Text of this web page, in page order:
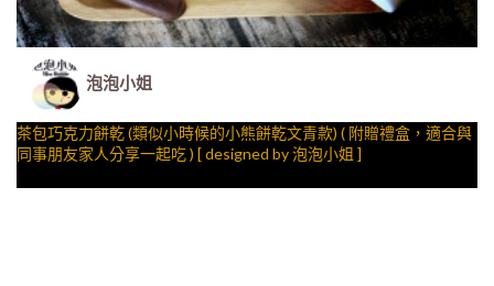
泡泡小姐
茶包巧克力餅乾 (類似小時候的小熊餅乾文青款) ( 附贈禮盒，適合與
同事朋友家人分享一起吃 ) [ designed by 泡泡小姐 ]